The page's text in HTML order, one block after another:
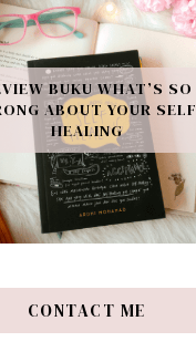
BUKU WHAT’S SO
ABOUT YOUR SELF
HEALING
CONTACT ME